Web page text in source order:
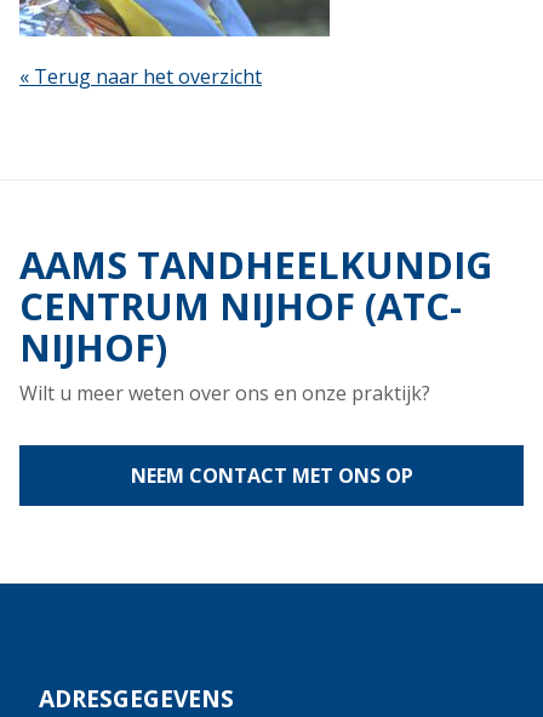
« Terug naar het overzicht
AAMS TANDHEELKUNDIG
CENTRUM NIJHOF (ATC-
NIJHOF)
Wilt u meer weten over ons en onze praktijk?
NEEM CONTACT MET ONS OP
ADRESGEGEVENS